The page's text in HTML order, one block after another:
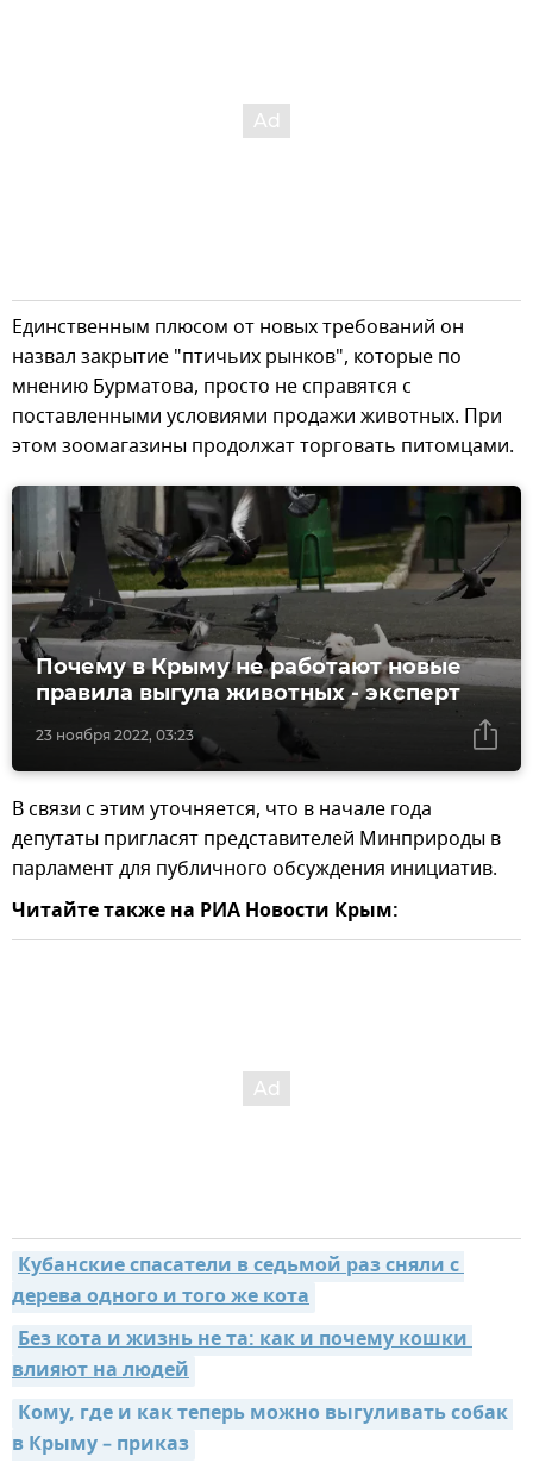
Единственным плюсом от новых требований он
назвал закрытие "птичьих рынков", которые по
мнению Бурматова, просто не справятся с
поставленными условиями продажи животных. При
этом зоомагазины продолжат торговать питомцами.
23 ноября 2022, 03:23
Почему в Крыму не работают новые
правила выгула животных - эксперт
В связи с этим уточняется, что в начале года
депутаты пригласят представителей Минприроды в
парламент для публичного обсуждения инициатив.
Читайте также на РИА Новости Крым:
Кубанские спасатели в седьмой раз сняли с
дерева одного и того же кота
Без кота и жизнь не та: как и почему кошки
влияют на людей
Кому, где и как теперь можно выгуливать собак
в Крыму – приказ